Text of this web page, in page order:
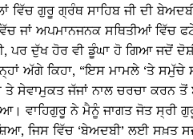
ਵਿੱਚ ਗੁਰੂ ਗ੍ਰੰਥ ਸਾਹਿਬ ਜੀ ਦੀ
ਜਾਂ ਅਪਮਾਨਜਨਕ ਸਥਿਤੀਆਂ ਵਿੱਚ
ਦੁੱਖ ਹੋਰ ਵੀ ਡੂੰਘਾ ਹੋ ਗਿਆ ਜਦੋਂ
ਅੱਗੇ ਕਿਹਾ, “ਇਸ ਮਾਮਲੇ ‘ਤੇ
ਤੇ ਸੇਵਾਮੁਕਤ ਜੱਜਾਂ ਨਾਲ ਚਰਚਾ ਕਰਨ
ਵਾਹਿਗੁਰੂ ਨੇ ਮੈਨੂੰ ਜਾਗਤ ਜੋਤ ਸ੍ਰੀ
ਜਿਸ ਵਿੱਚ ‘ਬੇਅਦਬੀ’ ਲਈ ਸਖ਼ਤ